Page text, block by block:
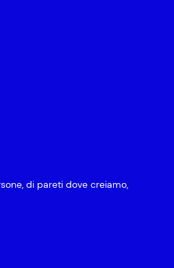
di pareti dove creiamo,